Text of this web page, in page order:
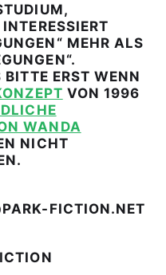
MEHR ALS
ERST WENN
VON 1996
WANDA
NICHT
FICTION.NET